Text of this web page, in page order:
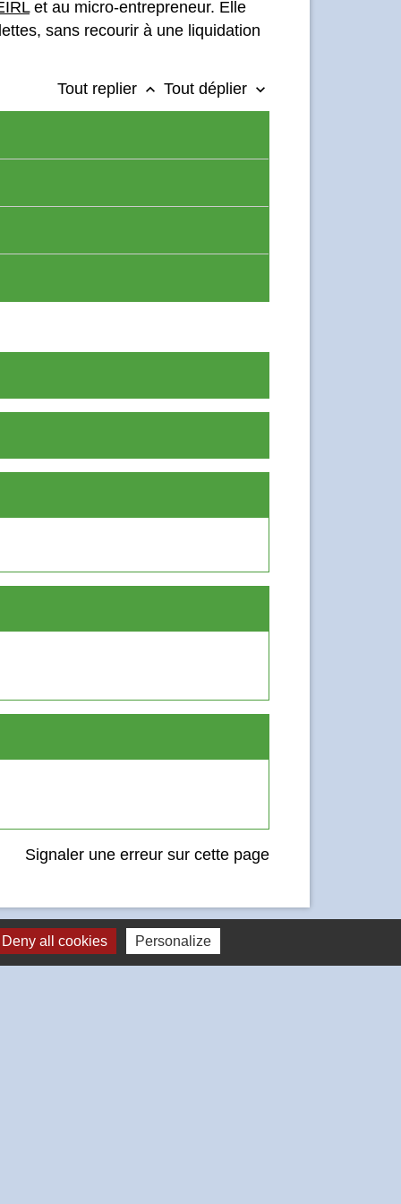
et au micro-entrepreneur. Elle
sans recourir à une liquidation
Tout replier keyboard_arrow_up Tout déplier keyboard_arrow_down
Signaler une erreur sur cette page
all cookies Personalize